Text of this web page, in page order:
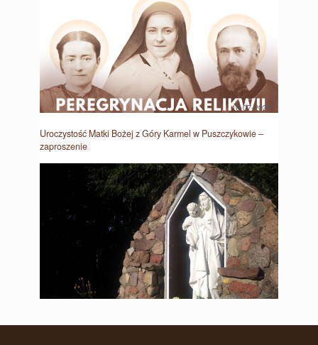
10-07-2026
Uroczystość Matki Bożej z Góry Karmel w Puszczykowie –
zaproszenie
08-07-2026